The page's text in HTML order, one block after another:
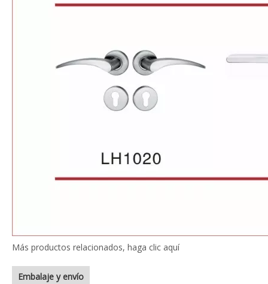
Más productos relacionados, haga clic aquí
Embalaje y envío